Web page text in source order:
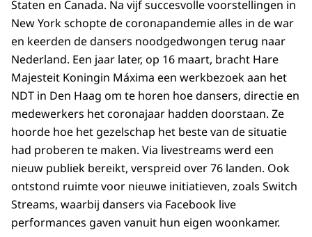
Staten en Canada. Na vijf succesvolle voorstellingen in
New York schopte de coronapandemie alles in de war
en keerden de dansers noodgedwongen terug naar
Nederland. Een jaar later, op 16 maart, bracht Hare
Majesteit Koningin Máxima een werkbezoek aan het
NDT in Den Haag om te horen hoe dansers, directie en
medewerkers het coronajaar hadden doorstaan. Ze
hoorde hoe het gezelschap het beste van de situatie
had proberen te maken. Via livestreams werd een
nieuw publiek bereikt, verspreid over 76 landen. Ook
ontstond ruimte voor nieuwe initiatieven, zoals Switch
Streams, waarbij dansers via Facebook live
performances gaven vanuit hun eigen woonkamer.